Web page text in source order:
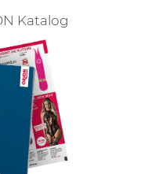
Katalog